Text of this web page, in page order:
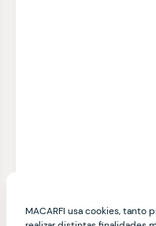
MACARFI usa cookies, tanto